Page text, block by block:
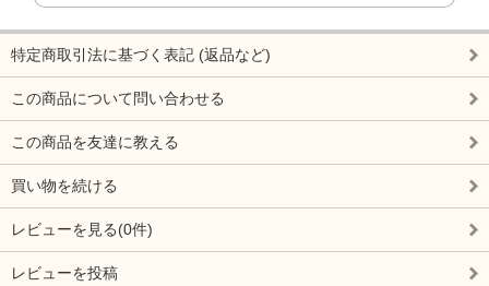
特定商取引法に基づく表記 (返品など)
この商品について問い合わせる
この商品を友達に教える
買い物を続ける
レビューを見る(0件)
レビューを投稿